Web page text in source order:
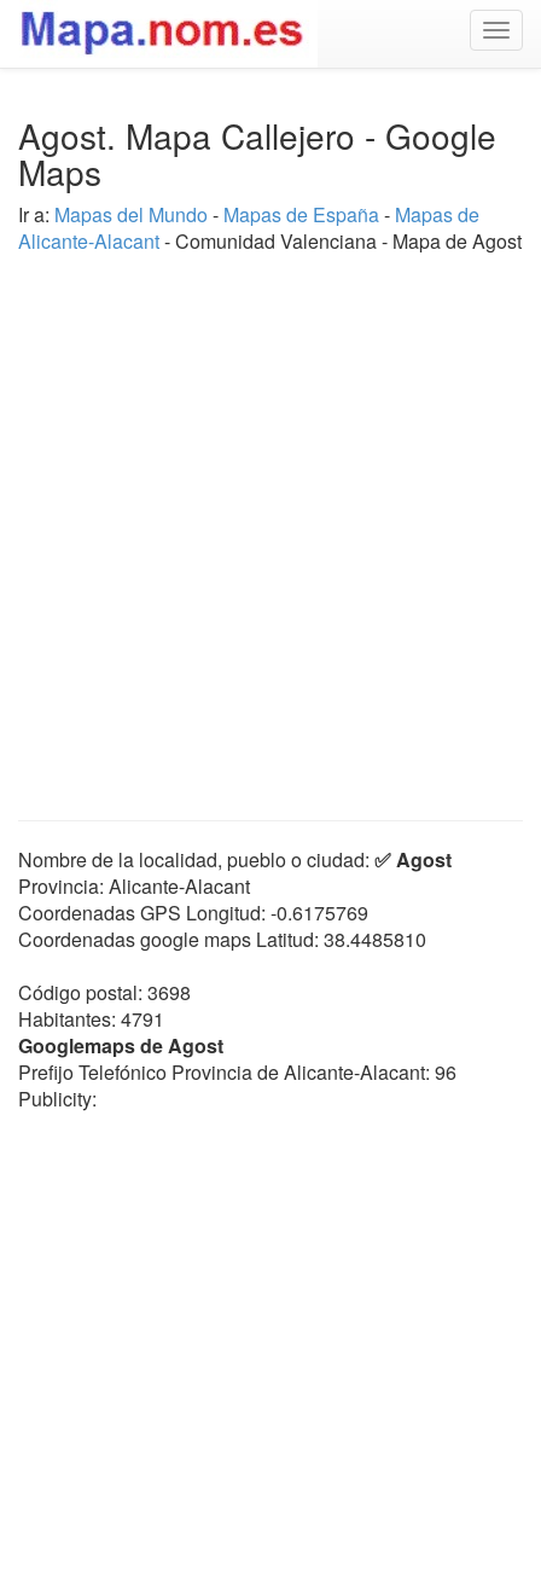
Agost. Mapa Callejero - Google
Maps
Ir a: Mapas del Mundo - Mapas de España- Mapas de
Alicante-Alacant- Comunidad Valenciana - Mapa de Agost
Nombre de la localidad, pueblo o ciudad: ✅ Agost
Provincia: Alicante-Alacant
Coordenadas GPS Longitud: -0.6175769
Coordenadas google maps Latitud: 38.4485810
Código postal: 3698
Habitantes: 4791
Googlemaps de Agost
Prefijo Telefónico Provincia de Alicante-Alacant: 96
Publicity: